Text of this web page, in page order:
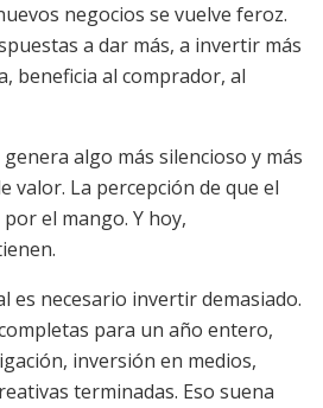
negocios se vuelve feroz.
a dar más, a invertir más
beneficia al comprador, al
algo más silencioso y más
valor. La percepción de que el
el mango. Y hoy,
es necesario invertir demasiado.
para un año entero,
inversión en medios,
terminadas. Eso suena